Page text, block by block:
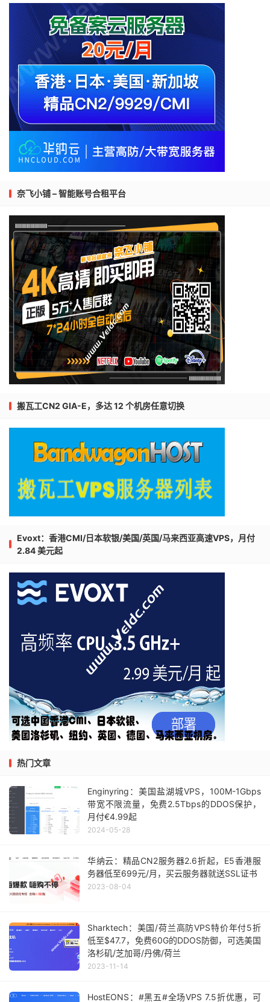
奈飞小铺 – 智能账号合租平台
搬瓦工CN2 GIA-E，多达 12 个机房任意切换
Evoxt：香港CMI/日本软银/美国/英国/马来西亚高速VPS，月付
2.84 美元起
热门文章
Enginyring：美国盐湖城VPS，100M-1Gbps
带宽不限流量，免费2.5Tbps的DDOS保护，
月付€4.99起
2024-05-28
华纳云：精品CN2服务器2.6折起，E5香港服
务器低至699元/月，买云服务器就送SSL证书
2023-08-04
Sharktech：美国/荷兰高防VPS特价年付5折
低至$47.7，免费60G的DDOS防御，可选美国
洛杉矶/芝加哥/丹佛/荷兰
2023-11-14
HostEONS：#黑五#全场VPS 7.5折优惠，可